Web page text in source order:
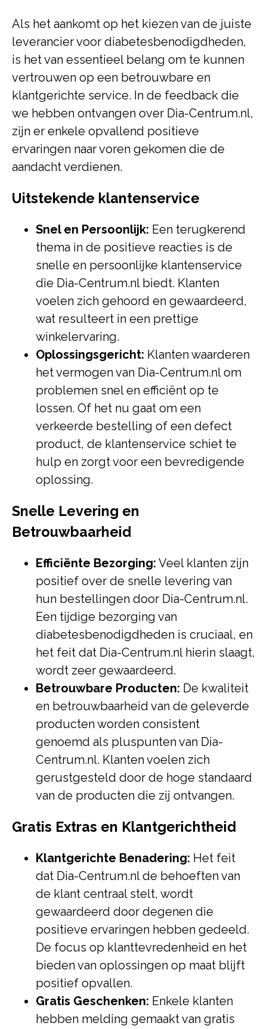
Als het aankomt op het kiezen van de juiste
leverancier voor diabetesbenodigdheden,
is het van essentieel belang om te kunnen
vertrouwen op een betrouwbare en
klantgerichte service. In de feedback die
we hebben ontvangen over Dia-Centrum.nl,
zijn er enkele opvallend positieve
ervaringen naar voren gekomen die de
aandacht verdienen.
Uitstekende klantenservice
Snel en Persoonlijk: Een terugkerend
thema in de positieve reacties is de
snelle en persoonlijke klantenservice
die Dia-Centrum.nl biedt. Klanten
voelen zich gehoord en gewaardeerd,
wat resulteert in een prettige
winkelervaring.
Oplossingsgericht: Klanten waarderen
het vermogen van Dia-Centrum.nl om
problemen snel en efficiënt op te
lossen. Of het nu gaat om een
verkeerde bestelling of een defect
product, de klantenservice schiet te
hulp en zorgt voor een bevredigende
oplossing.
Snelle Levering en
Betrouwbaarheid
Efficiënte Bezorging: Veel klanten zijn
positief over de snelle levering van
hun bestellingen door Dia-Centrum.nl.
Een tijdige bezorging van
diabetesbenodigdheden is cruciaal, en
het feit dat Dia-Centrum.nl hierin slaagt,
wordt zeer gewaardeerd.
Betrouwbare Producten: De kwaliteit
en betrouwbaarheid van de geleverde
producten worden consistent
genoemd als pluspunten van Dia-
Centrum.nl. Klanten voelen zich
gerustgesteld door de hoge standaard
van de producten die zij ontvangen.
Gratis Extras en Klantgerichtheid
Klantgerichte Benadering: Het feit
dat Dia-Centrum.nl de behoeften van
de klant centraal stelt, wordt
gewaardeerd door degenen die
positieve ervaringen hebben gedeeld.
De focus op klanttevredenheid en het
bieden van oplossingen op maat blijft
positief opvallen.
Gratis Geschenken: Enkele klanten
hebben melding gemaakt van gratis